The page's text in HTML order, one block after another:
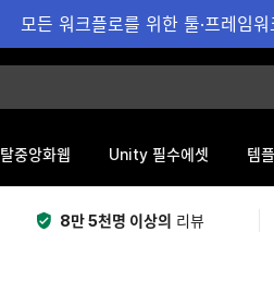
모든 워크플로를 위한 툴·프레임
탈중앙화웹 Unity 필수에셋 템
8만 5천명 이상의 리뷰